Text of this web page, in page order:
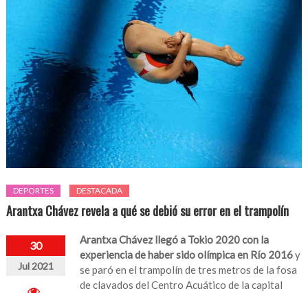
DEPORTES DESTACADA
Arantxa Chávez revela a qué se debió su error en el trampolín
30
Jul 2021
Arantxa Chávez llegó a Tokio 2020 con la
experiencia de haber sido olímpica en Río 2016y
se paró en el trampolín de tres metros de la fosa
de clavados del Centro Acuático de la capital